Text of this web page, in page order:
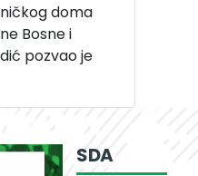
doma
Bosne i
pozvao je
SDA